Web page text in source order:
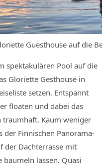
Guesthouse auf die
spektakulären Pool auf die
Gloriette Gesthouse in
setzen. Entspannt
floaten und dabei das
Kaum weniger
der Finnischen Panorama-
der Dachterrasse mit
baumeln lassen. Quasi